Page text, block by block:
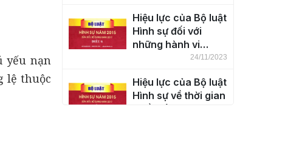
yếu nạn
lệ thuộc
xã hội chủ nghĩa
Việt Nam (Điều 5)
Hiệu lực của Bộ luật
Hình sự đối với
những hành vi
phạm tội ở ngoài
hòa xã hội chủ
nghĩa Việt Nam
24/11/2023
Hiệu lực của Bộ luật
Hình sự về thời gian
(Điều 7)